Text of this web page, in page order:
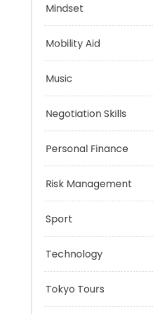
Health
Mindset
Mobility Aid
Negotiation Skills
Personal Finance
Sport